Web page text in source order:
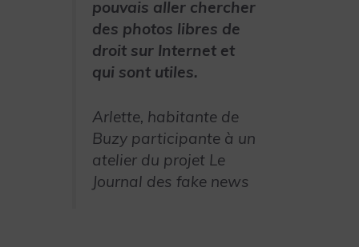
pouvais aller chercher
des photos libres de
droit sur Internet et
qui sont utiles.
Arlette, habitante de
Buzy participante à un
atelier du projet Le
Journal des fake news